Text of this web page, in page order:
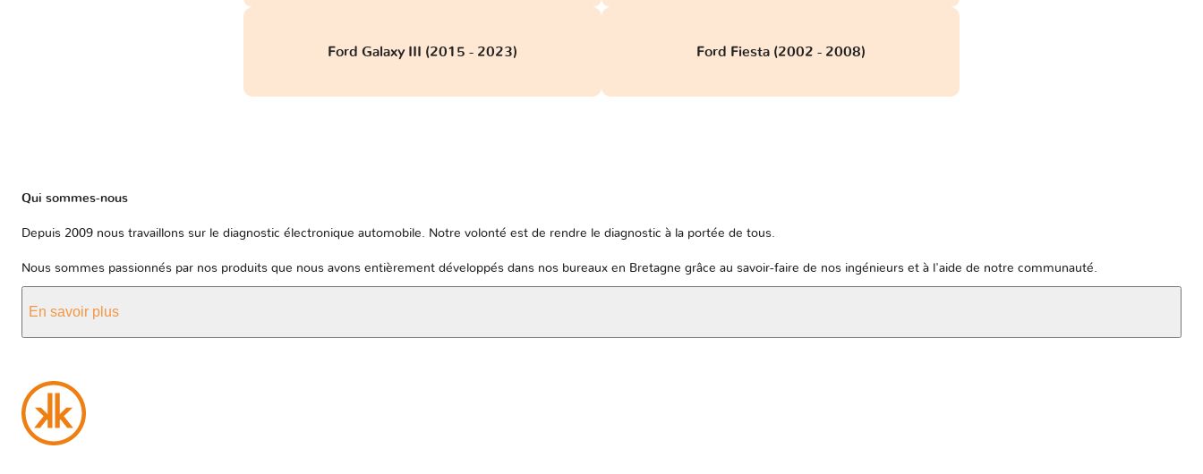
Ford Galaxy III (2015 - 2023) Ford Fiesta (2002 - 2008)
Qui sommes-nous
Depuis 2009 nous travaillons sur le diagnostic électronique automobile. Notre volonté est de rendre le diagnostic à la portée de tous.
Nous sommes passionnés par nos produits que nous avons entièrement développés dans nos bureaux en Bretagne grâce au savoir-faire de nos ingénieurs et à l'aide de notre communauté.
En savoir plus